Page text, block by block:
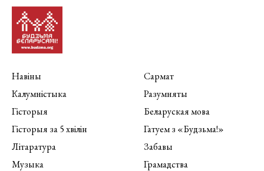
Навіны
Калумністыка
Гісторыя
Гісторыя за 5 хвілін
Літаратура
Музыка
Сармат
Разумняты
Беларуская мова
Гатуем з «Будзьма!»
Забавы
Грамадства